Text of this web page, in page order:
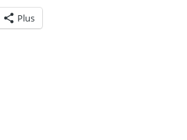
Plus